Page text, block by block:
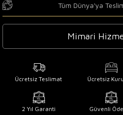
Tüm Dünya'ya
Mimari
Ücretsiz Teslimat Ücretsiz
2 Yıl Garanti Güvenli